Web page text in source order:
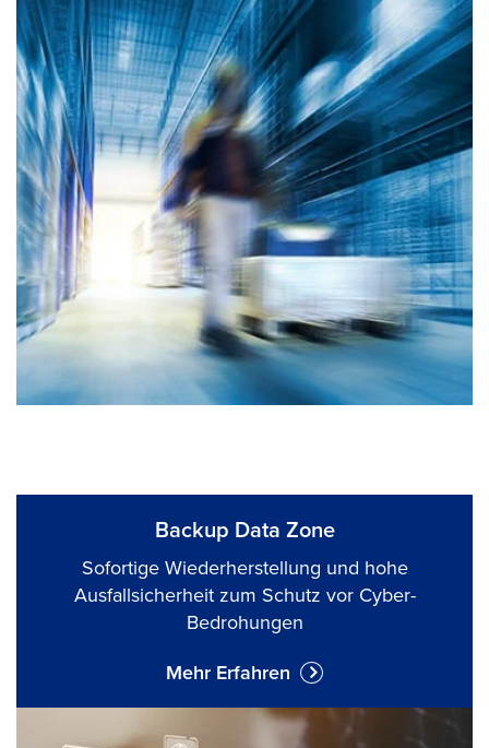
Backup Data Zone
Sofortige Wiederherstellung und hohe
Ausfallsicherheit zum Schutz vor Cyber-
Bedrohungen
Mehr Erfahren